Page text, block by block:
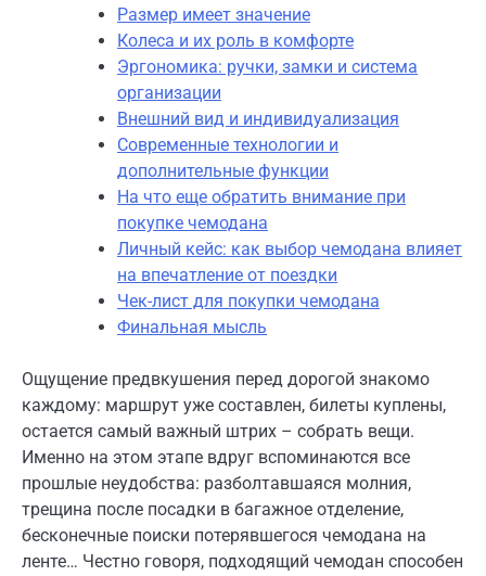
Размер имеет значение
Колеса и их роль в комфорте
Эргономика: ручки, замки и система
организации
Внешний вид и индивидуализация
Современные технологии и
дополнительные функции
На что еще обратить внимание при
покупке чемодана
Личный кейс: как выбор чемодана влияет
на впечатление от поездки
Чек-лист для покупки чемодана
Финальная мысль
Ощущение предвкушения перед дорогой знакомо
каждому: маршрут уже составлен, билеты куплены,
остается самый важный штрих – собрать вещи.
Именно на этом этапе вдруг вспоминаются все
прошлые неудобства: разболтавшаяся молния,
трещина после посадки в багажное отделение,
бесконечные поиски потерявшегося чемодана на
ленте… Честно говоря, подходящий чемодан способен